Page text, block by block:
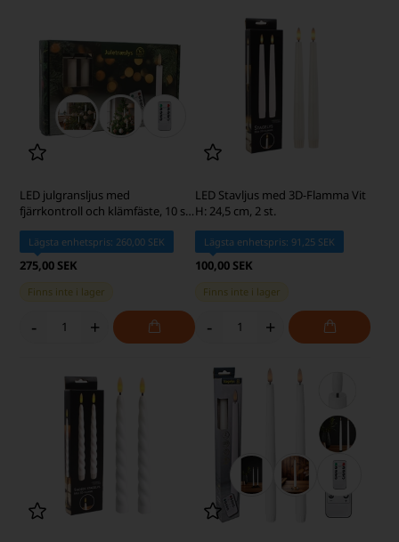
LED julgransljus med
fjärrkontroll och klämfäste, 10 st.
Passar till Georg Jensen
Lägsta enhetspris: 260,00 SEK
275,00 SEK
Finns inte i lager
- +
LED Stavljus med 3D-Flamma Vit
H: 24,5 cm, 2 st.
Lägsta enhetspris: 91,25 SEK
100,00 SEK
Finns inte i lager
- +